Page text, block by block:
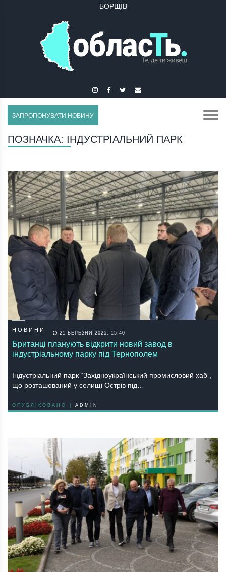
ЗАПРОПОНУВАТИ НОВИНУ
ПОЗНАЧКА: ІНДУСТРІАЛЬНИЙ ПАРК
НОВИНИ 21 БЕРЕЗНЯ 2025, 15:40
Британці планують відкрити новий завод в
індустріальному парку під Тернополем
Індустріальний парк “Західноукраїнський промисловий хаб”,
що розташований у селищі Острів під…
ОПУБЛІКОВАНО | ADMIN